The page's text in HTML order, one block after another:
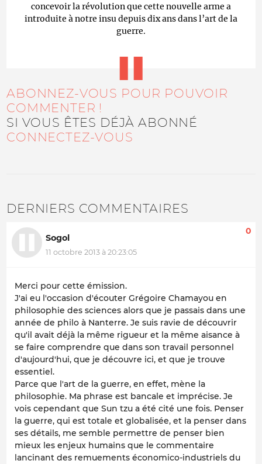
concevoir la révolution que cette nouvelle arme a
introduite à notre insu depuis dix ans dans l’art de la
guerre.
ABONNEZ-VOUS POUR POUVOIR
COMMENTER !
SI VOUS ÊTES DÉJÀ ABONNÉ
CONNECTEZ-VOUS
DERNIERS COMMENTAIRES
Sogol
11 octobre 2013 à 20:23:05
0
Merci pour cette émission.
J'ai eu l'occasion d'écouter Grégoire Chamayou en
philosophie des sciences alors que je passais dans une
année de philo à Nanterre. Je suis ravie de découvrir
qu'il avait déjà la même rigueur et la même aisance à
se faire comprendre que dans son travail personnel
d'aujourd'hui, que je découvre ici, et que je trouve
essentiel.
Parce que l'art de la guerre, en effet, mène la
philosophie. Ma phrase est bancale et imprécise. Je
vois cependant que Sun tzu a été cité une fois. Penser
la guerre, qui est totale et globalisée, et la penser dans
ses détails, me semble permettre de penser bien
mieux les enjeux humains que le commentaire
lancinant des remuements économico-industriels du